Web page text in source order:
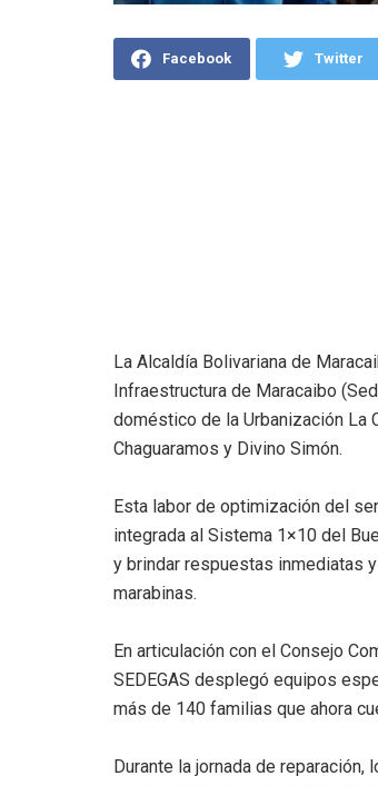
Facebook Twitter
La Alcaldía Bolivariana de
Infraestructura de Maracaibo
doméstico de la Urbanización La
Chaguaramos y Divino Simón.
Esta labor de optimización del
integrada al Sistema 1×10 del
y brindar respuestas inmediatas
marabinas.
En articulación con el Consejo
SEDEGAS desplegó equipos
más de 140 familias que ahora
Durante la jornada de